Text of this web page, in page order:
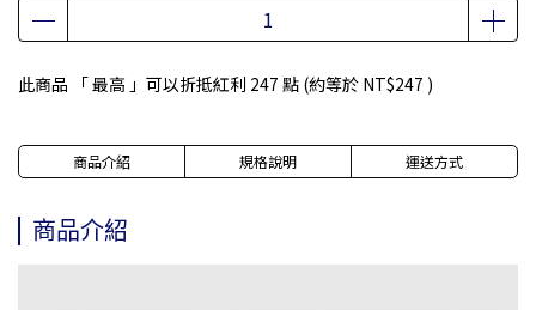
此商品 「 最高 」可以折抵紅利 247 點 (約等於 NT$247 )
商品介紹 規格說明 運送方式
商品介紹